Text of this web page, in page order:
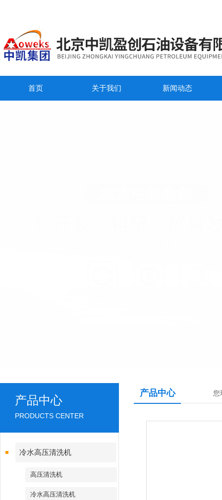
首页 关于我们 新闻动态
产品中心
PRODUCTS CENTER
冷水高压清洗机
高压清洗机
冷水高压清洗机
产品中心 您